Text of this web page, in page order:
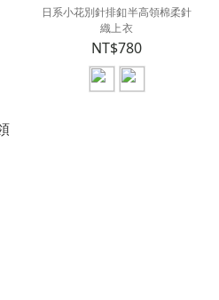
日系小花別針排釦半高領棉柔針
織上衣
NT$780